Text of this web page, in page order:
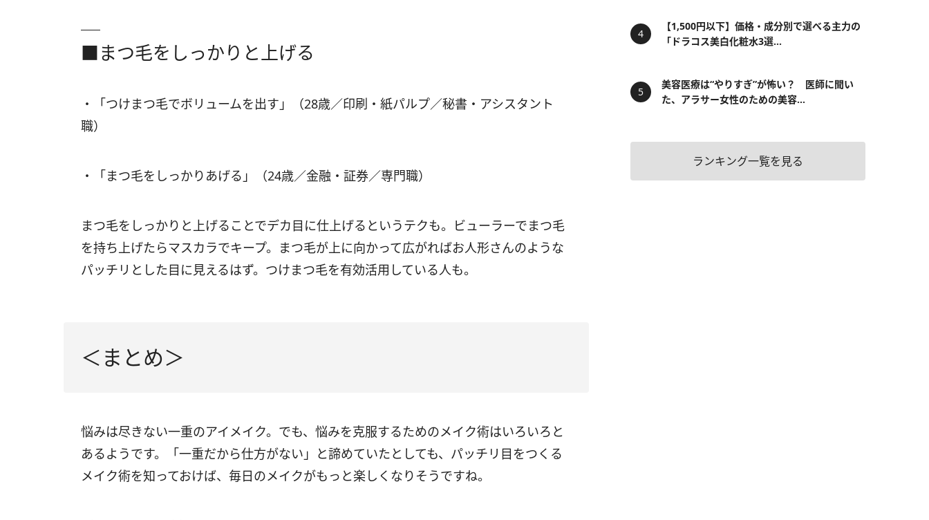
■まつ毛をしっかりと上げる
・「つけまつ毛でボリュームを出す」（28歳／印刷・紙パルプ／秘書・アシスタント
職）
・「まつ毛をしっかりあげる」（24歳／金融・証券／専門職）
まつ毛をしっかりと上げることでデカ目に仕上げるというテクも。ビューラーでまつ毛
を持ち上げたらマスカラでキープ。まつ毛が上に向かって広がればお人形さんのような
パッチリとした目に見えるはず。つけまつ毛を有効活用している人も。
＜まとめ＞
悩みは尽きない一重のアイメイク。でも、悩みを克服するためのメイク術はいろいろと
あるようです。「一重だから仕方がない」と諦めていたとしても、パッチリ目をつくる
メイク術を知っておけば、毎日のメイクがもっと楽しくなりそうですね。
【1,500円以下】価格・成分別で選べる主力の
「ドラコス美白化粧水3選...
美容医療は“やりすぎ”が怖い？ 医師に聞い
た、アラサー女性のための美容...
ランキング一覧を見る